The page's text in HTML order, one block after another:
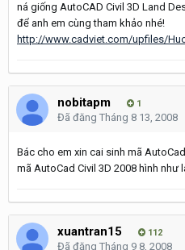
ná giống AutoCAD Civil 3D Land
để anh em cùng tham khảo nhé!
http://www.cadviet.com/upfiles/
nobitapm 1
Đã đăng Tháng 8 13, 2008
Bác cho em xin cai sinh mã
mã AutoCad Civil 3D 2008 hình
xuantran15 112
Đã đăng Tháng 9 8, 2008